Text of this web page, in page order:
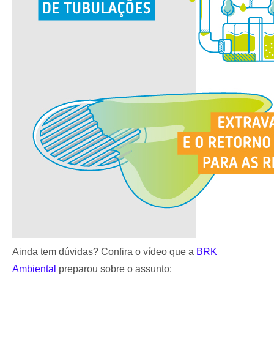
Ainda tem dúvidas? Confira o vídeo que a BRK
Ambiental preparou sobre o assunto: